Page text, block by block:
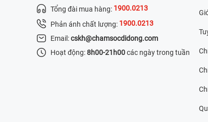
Tổng đài mua hàng: 1900.0213
Phản ánh chất lượng: 1900.0213
Email:cskh@chamsocdidong.com
Hoạt động:8h00-21h00các ngày trong tuần